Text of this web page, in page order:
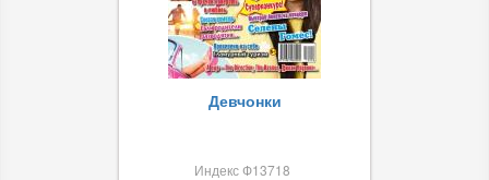
Девчонки
Индекс Ф13718